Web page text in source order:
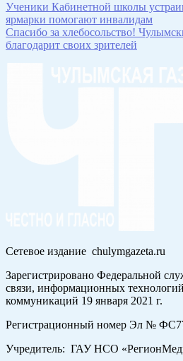
Ученики Кабинетной школы
ярмарки помогают инвалидам
Спасибо за хлебосольство!
благодарит своих зрителей
Сетевое издание chulymgazeta.ru
Зарегистрировано Федеральной
связи, информационных
коммуникаций 19 января 2021 г.
Регистрационный номер Эл №
Учредитель: ГАУ НСО